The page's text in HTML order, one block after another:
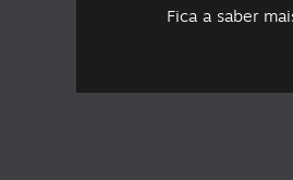
Fica a saber